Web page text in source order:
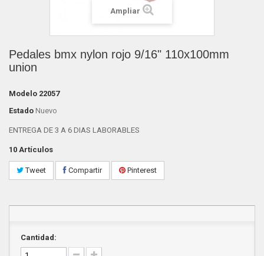
Ampliar
Pedales bmx nylon rojo 9/16" 110x100mm
union
Modelo 22057
Estado Nuevo
ENTREGA DE 3 A 6 DIAS LABORABLES
10 Artículos
Tweet Compartir Pinterest
Cantidad: